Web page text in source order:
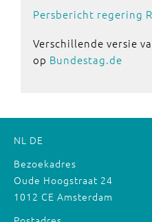
Persbericht regering
Verschillende versie
op Bundestag.de
NL DE
Bezoekadres
Oude Hoogstraat 24
1012 CE Amsterdam